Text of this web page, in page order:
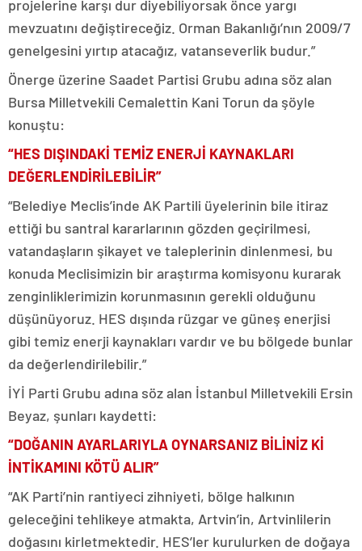
projelerine karşı dur diyebiliyorsak önce yargı
mevzuatını değiştireceğiz. Orman Bakanlığı’nın 2009/7
genelgesini yırtıp atacağız, vatanseverlik budur.”
Önerge üzerine Saadet Partisi Grubu adına söz alan
Bursa Milletvekili Cemalettin Kani Torun da şöyle
konuştu:
“HES DIŞINDAKİ TEMİZ ENERJİ KAYNAKLARI
DEĞERLENDİRİLEBİLİR”
“Belediye Meclis’inde AK Partili üyelerinin bile itiraz
ettiği bu santral kararlarının gözden geçirilmesi,
vatandaşların şikayet ve taleplerinin dinlenmesi, bu
konuda Meclisimizin bir araştırma komisyonu kurarak
zenginliklerimizin korunmasının gerekli olduğunu
düşünüyoruz. HES dışında rüzgar ve güneş enerjisi
gibi temiz enerji kaynakları vardır ve bu bölgede bunlar
da değerlendirilebilir.”
İYİ Parti Grubu adına söz alan İstanbul Milletvekili Ersin
Beyaz, şunları kaydetti:
“DOĞANIN AYARLARIYLA OYNARSANIZ BİLİNİZ Kİ
İNTİKAMINI KÖTÜ ALIR”
“AK Parti’nin rantiyeci zihniyeti, bölge halkının
geleceğini tehlikeye atmakta, Artvin’in, Artvinlilerin
doğasını kirletmektedir. HES’ler kurulurken de doğaya